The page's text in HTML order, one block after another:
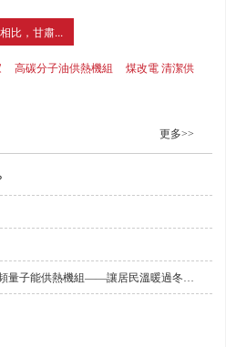
比，甘肅...
高碳分子油供熱機組
煤改電 清潔供
更多>>
第7代 超高溫熱管太陽能系統+變頻量子能供熱機組——讓居民溫暖過冬是第yi位